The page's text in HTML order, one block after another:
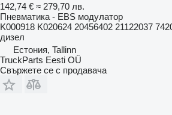
142,74 € ≈ 279,70 лв.
Пневматика - EBS модулатор
K000918 K020624 20456402 21122037
дизел
Естония, Tallinn
TruckParts Eesti OÜ
Свържете се с продавача